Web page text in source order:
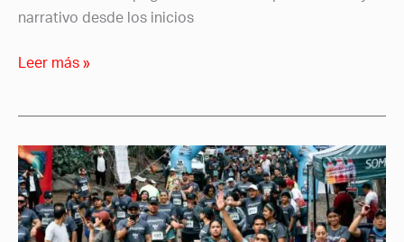
narrativo desde los inicios
del
Leer más »
Colectivo
Efe
documenta
la